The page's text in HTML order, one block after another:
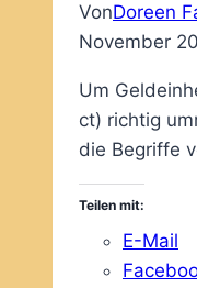
VonDoreen
November
Um
ct) richtig
die Begriffe
Teilen mit:
E-Mail